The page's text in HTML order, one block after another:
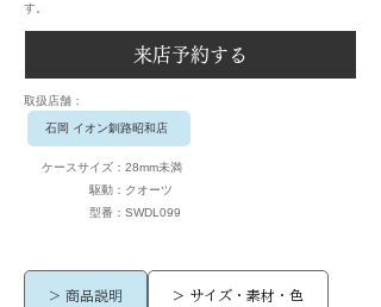
す。
来店予約する
​取扱店舗：
石岡 イオン釧路昭和店
ケースサイズ： 28mm未満
駆動： クオーツ
​型番： SWDL099
> 商品説明 > サイズ・素材・色